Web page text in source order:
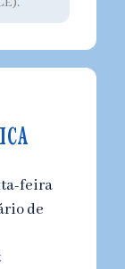
feira
de